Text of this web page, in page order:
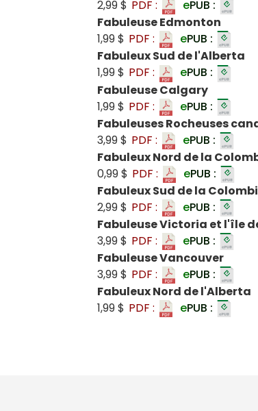
2,99 $ PDF : ePUB :
Fabuleuse Edmonton
1,99 $ PDF : ePUB :
Fabuleux Sud de l'Alberta
1,99 $ PDF : ePUB :
Fabuleuse Calgary
1,99 $ PDF : ePUB :
Fabuleuses Rocheuses
3,99 $ PDF : ePUB :
Fabuleux Nord de la
0,99 $ PDF : ePUB :
Fabuleux Sud de la
2,99 $ PDF : ePUB :
Fabuleuse Victoria et l'île
3,99 $ PDF : ePUB :
Fabuleuse Vancouver
3,99 $ PDF : ePUB :
Fabuleux Nord de l'Alberta
1,99 $ PDF : ePUB :